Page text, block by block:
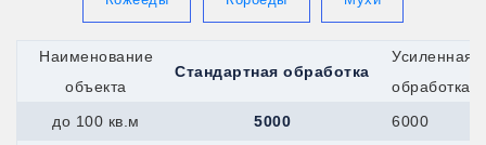
Вятские-Поляны
Георгиевск
Гурьевск
Елец
Наименование
объекта
Стандартная обработка
Усиленная
обработка
до 100 кв.м
5000
6000